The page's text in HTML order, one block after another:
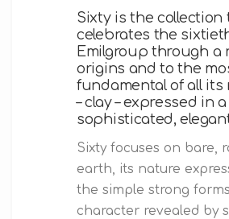
Sixty is the collection
celebrates the
Emilgroup through a
origins and to the
fundamental of all its
– clay – expressed in a
sophisticated,
Sixty focuses on bare,
earth, its nature
the simple strong
character revealed by